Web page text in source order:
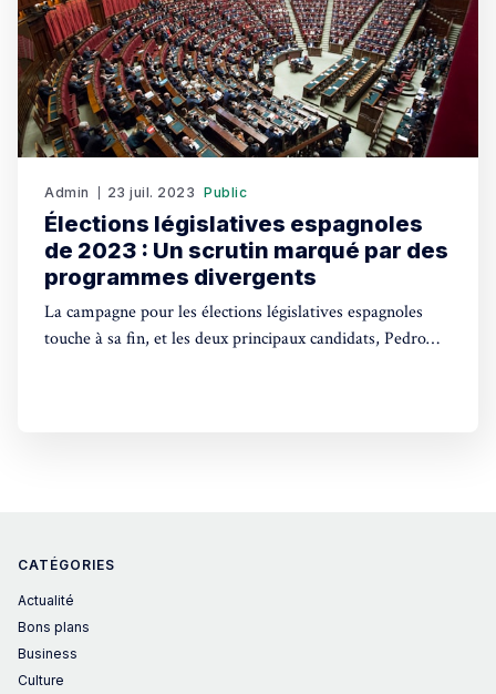
Admin 23 juil. 2023 Public
Élections législatives espagnoles
de 2023 : Un scrutin marqué par des
programmes divergents
La campagne pour les élections législatives espagnoles
touche à sa fin, et les deux principaux candidats, Pedro
CATÉGORIES
Actualité
Bons plans
Business
Culture